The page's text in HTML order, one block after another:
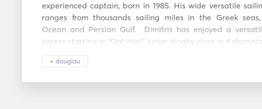
experienced captain, born in 1985. His wide versatile
ranges from thousands sailing miles in the Greek
Ocean and Persian Gulf.  Dimitris has enjoyed a
career starting in “Optimist” junior dinghy class in
handed 470 Olympic dinghy class has provided Dimitris
+ daugiau